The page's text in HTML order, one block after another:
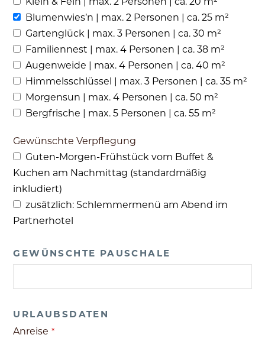
Blumenwies’n | max. 2 Personen | ca. 25 m²
Gartenglück | max. 3 Personen | ca. 30 m²
Familiennest | max. 4 Personen | ca. 38 m²
Augenweide | max. 4 Personen | ca. 40 m²
Himmelsschlüssel | max. 3 Personen | ca. 35 m²
Morgensun | max. 4 Personen | ca. 50 m²
Bergfrische | max. 5 Personen | ca. 55 m²
Gewünschte Verpflegung
Guten-Morgen-Frühstück vom Buffet &
Kuchen am Nachmittag (standardmäßig
inkludiert)
zusätzlich: Schlemmermenü am Abend im
Partnerhotel
GEWÜNSCHTE PAUSCHALE
URLAUBSDATEN
Anreise *